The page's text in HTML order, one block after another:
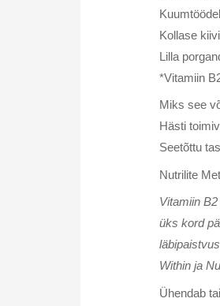
Kollase
Lilla
*Vitamiin
Miks see
Hästi
Seetõttu
Nutrilite
Vitamiin
üks kord
Within ja
Ühendab